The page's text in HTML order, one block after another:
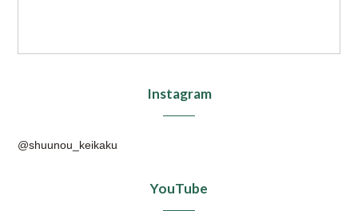
Instagram
@shuunou_keikaku
YouTube